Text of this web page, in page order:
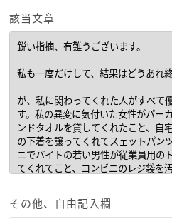
該当文章
その他、自由記入欄